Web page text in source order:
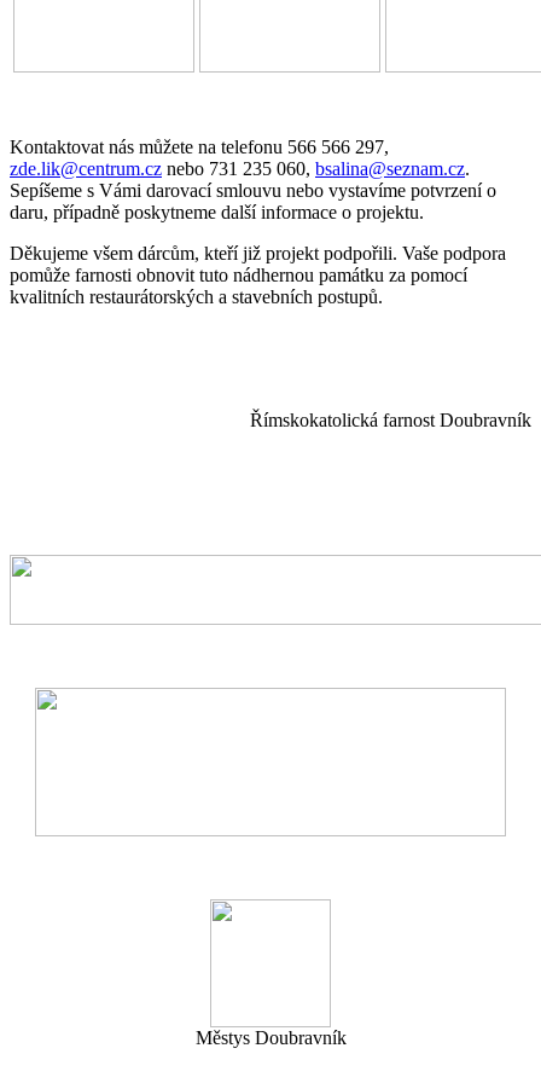
Kontaktovat nás můžete na telefonu 566 566 297,
zde.lik@centrum.cz nebo 731 235 060, bsalina@seznam.cz.
Sepíšeme s Vámi darovací smlouvu nebo vystavíme potvrzení o
daru, případně poskytneme další informace o projektu.
Děkujeme všem dárcům, kteří již projekt podpořili. Vaše podpora
pomůže farnosti obnovit tuto nádhernou památku za pomocí
kvalitních restaurátorských a stavebních postupů.
Římskokatolická farnost Doubravník
Městys Doubravník